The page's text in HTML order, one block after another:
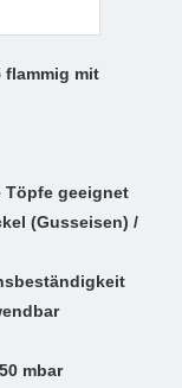
flammig mit
Töpfe geeignet
(Gusseisen) /
mbar